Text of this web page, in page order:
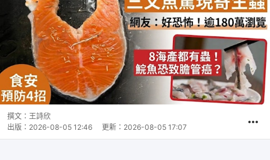
撰文： 王詩欣
出版： 2026-08-05 12:46 更新： 2026-08-05 17:07